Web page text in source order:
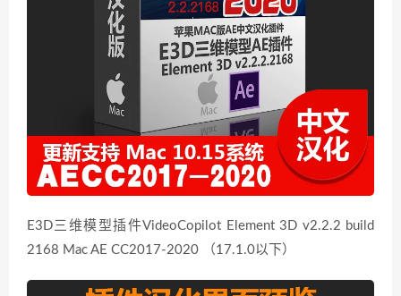
E3D三维模型插件VideoCopilot Element 3D v2.2.2 build
2168 Mac AE CC2017-2020 （17.1.0以下）